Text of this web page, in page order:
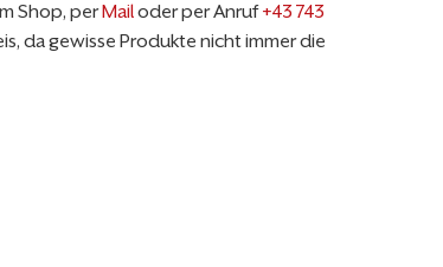
Shop, per Mailoder per Anruf+43 743
da gewisse Produkte nicht immer die